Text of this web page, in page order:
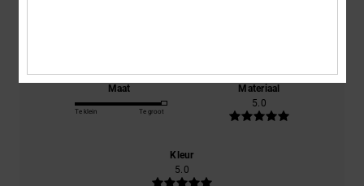
Maat
Te klein Te groot
Materiaal
5.0
Kleur
5.0